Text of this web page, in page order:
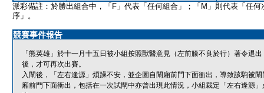
派彩備註：於勝出組合中，「F」代表「任何組合」；「M」則代表「任何
序」。
競賽事件報告
「熊英雄」於十一月十五日被小組按照獸醫意見（左前膝不良於行）著令退
後，才可再次出賽。
入閘後，「左右逢源」煩躁不安，並企圖自閘廂前門下面衝出，導致該駒被
廂前門下面衝出，包括在一次試閘中亦曾出現此情況，小組裁定「左右逢源